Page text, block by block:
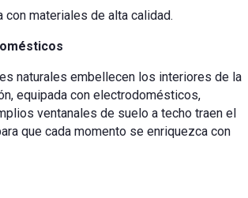
con materiales de alta calidad.
naturales embellecen los interiores de la
equipada con electrodomésticos,
ventanales de suelo a techo traen el
que cada momento se enriquezca con